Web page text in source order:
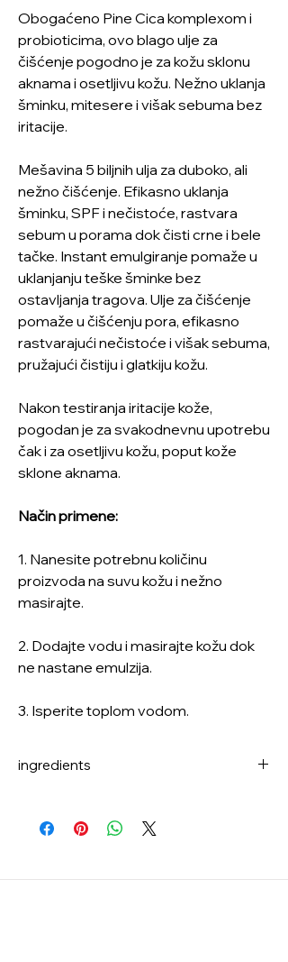
Obogaćeno Pine Cica komplexom i
probioticima, ovo blago ulje za
čišćenje pogodno je za kožu sklonu
aknama i osetljivu kožu. Nežno uklanja
šminku, mitesere i višak sebuma bez
iritacije.
Mešavina 5 biljnih ulja za duboko, ali
nežno čišćenje. Efikasno uklanja
šminku, SPF i nečistoće, rastvara
sebum u porama dok čisti crne i bele
tačke. Instant emulgiranje pomaže u
uklanjanju teške šminke bez
ostavljanja tragova. Ulje za čišćenje
pomaže u čišćenju pora, efikasno
rastvarajući nečistoće i višak sebuma,
pružajući čistiju i glatkiju kožu.
Nakon testiranja iritacije kože,
pogodan je za svakodnevnu upotrebu
čak i za osetljivu kožu, poput kože
sklone aknama.
Način primene:
1. Nanesite potrebnu količinu
proizvoda na suvu kožu i nežno
masirajte.
2. Dodajte vodu i masirajte kožu dok
ne nastane emulzija.
3. Isperite toplom vodom.
ingredients
Tetraoleate, Macadamia Ternifolia Seed
Oil, Olea Europaea (Olive) Fruit Oil, Vitis